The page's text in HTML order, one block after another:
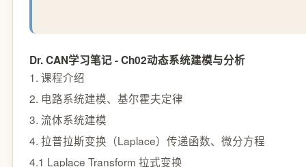
Dr. CAN学习笔记 - Ch02动态系统建模与分析
1. 课程介绍
2. 电路系统建模、基尔霍夫定律
3. 流体系统建模
4. 拉普拉斯变换（Laplace）传递函数、微分方程
4.1 Laplace Transform 拉式变换